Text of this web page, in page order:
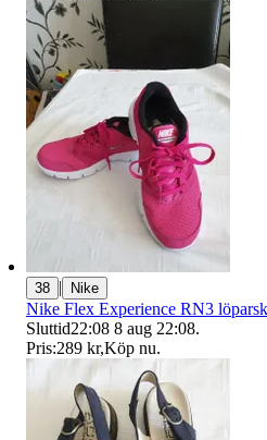
38 | Nike
Nike Flex Experience RN3
Sluttid22:08 8 aug 22:08.
Pris:289 kr,Köp nu.